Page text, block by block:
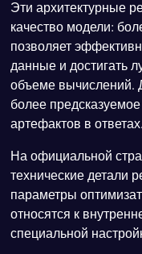
Эти архитектурные
качество модели:
позволяет
данные и достигать
объеме вычислений.
более
артефактов в ответах.
На официальной
технические детали
параметры
относятся к
специальной